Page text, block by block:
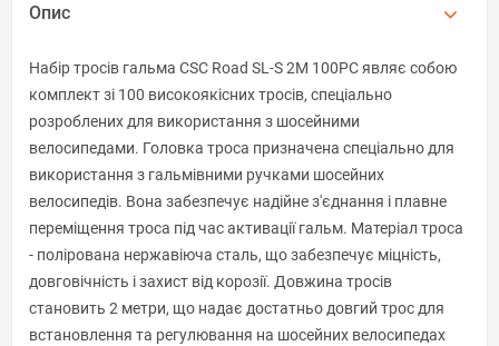
Опис
Набір тросів гальма CSC Road SL-S 2M 100PC являє собою
комплект зі 100 високоякісних тросів, спеціально
розроблених для використання з шосейними
велосипедами. Головка троса призначена спеціально для
використання з гальмівними ручками шосейних
велосипедів. Вона забезпечує надійне з'єднання і плавне
переміщення троса під час активації гальм. Матеріал троса
- полірована нержавіюча сталь, що забезпечує міцність,
довговічність і захист від корозії. Довжина тросів
становить 2 метри, що надає достатньо довгий трос для
встановлення та регулювання на шосейних велосипедах